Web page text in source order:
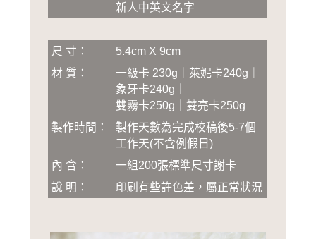
新人中英文名字
尺 寸：
5.4cm X 9cm
材 質：
一級卡 230g｜萊妮卡240g｜
象牙卡240g｜
雙霧卡250g｜雙亮卡250g
製作時間：
製作天數為完成校稿後5-7個
工作天(不含例假日)
內 含：
一組200張標準尺寸謝卡
說 明：
印刷有些許色差，屬正常狀況